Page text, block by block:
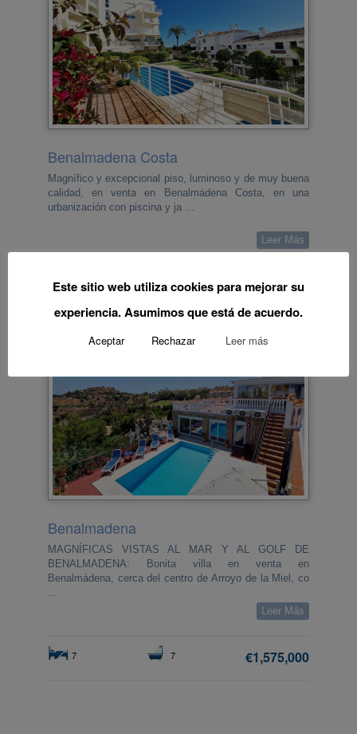
Benalmadena Costa
Magnífico y excepcional piso, luminoso y de muy buena
calidad, en venta en Benalmádena Costa, en una
urbanización con piscina y ja ...
Leer Más
2 2 €359,000
Benalmadena
MAGNÍFICAS VISTAS AL MAR Y AL GOLF DE
BENALMADENA: Bonita villa en venta en
Benalmádena, cerca del centro de Arroyo de la Miel, co
...
Leer Más
7 7 €1,575,000
Este sitio web utiliza cookies para mejorar su
experiencia. Asumimos que está de acuerdo.
Aceptar Rechazar Leer más